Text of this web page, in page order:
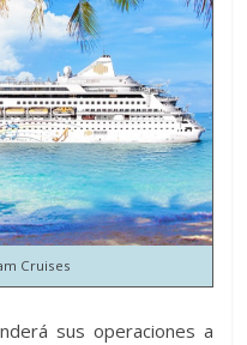
Cruises
sus operaciones a